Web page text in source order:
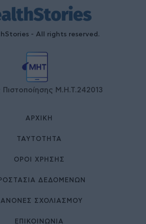
- All rights reserved.
Πιστοποίησης Μ.Η.Τ.242013
ΑΡΧΙΚΉ
ΤΑΥΤΌΤΗΤΑ
ΌΡΟΙ ΧΡΉΣΗΣ
ΔΕΔΟΜΕΝΩΝ
ΣΧΟΛΙΑΣΜΟΥ
ΕΠΙΚΟΙΝΩΝΊΑ